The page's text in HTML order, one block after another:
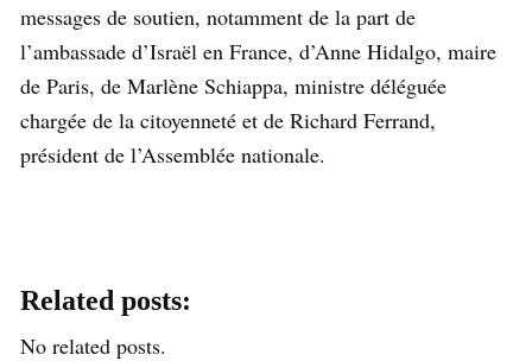
messages de soutien, notamment de la part de
l’ambassade d’Israël en France, d’Anne Hidalgo, maire
de Paris, de Marlène Schiappa, ministre déléguée
chargée de la citoyenneté et de Richard Ferrand,
président de l’Assemblée nationale.
Related posts:
No related posts.